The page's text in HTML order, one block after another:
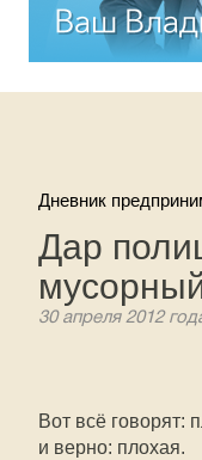
Дневник
Дар
30 апреля 2012
Вот всё говорят:
и верно: плохая.